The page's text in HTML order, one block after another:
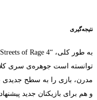
نتیجه‌گیری
توانسته است جوهره‌ی سری
مدرن، بازی را به سطح جدیدی
و هم برای بازیکنان جدید